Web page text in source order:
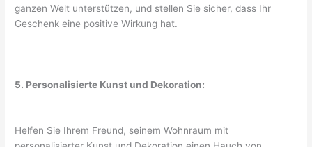
ganzen Welt unterstützen, und stellen Sie sicher, dass Ihr
Geschenk eine positive Wirkung hat.
5. Personalisierte Kunst und Dekoration:
Helfen Sie Ihrem Freund, seinem Wohnraum mit